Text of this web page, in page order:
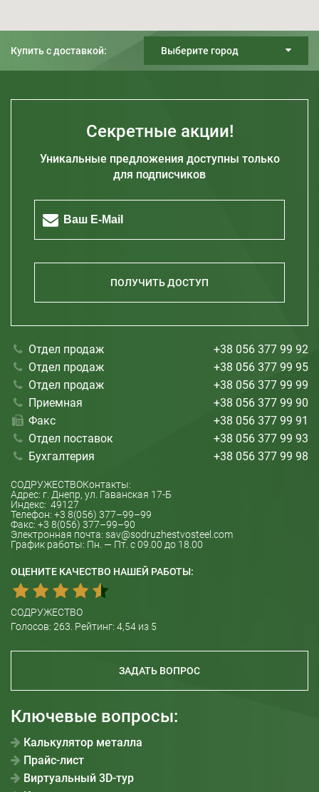
Купить с доставкой: Выберите город
Днепр
Запорожье
Николаев
Секретные акции!
Уникальные предложения доступны только
для подписчиков
ПОЛУЧИТЬ ДОСТУП
Отдел продаж
+38 056 377 99 92
Отдел продаж
+38 056 377 99 95
Отдел продаж
+38 056 377 99 99
Приемная
+38 056 377 99 90
Факс
+38 056 377 99 91
Отдел поставок
+38 056 377 99 93
Бухгалтерия
+38 056 377 99 98
СОДРУЖЕСТВОКонтакты:
Адрес: г. Днепр, ул. Гаванская 17-Б
Индекс: 49127
Телефон: +3 8(056) 377–99–99
Факс: +3 8(056) 377–99–90
Электронная почта: sav@sodruzhestvosteel.com
График работы: Пн. — Пт. с 09.00 до 18.00
ОЦЕНИТЕ КАЧЕСТВО НАШЕЙ РАБОТЫ:
СОДРУЖЕСТВО
Голосов: 263 . Рейтинг: 4,54 из 5
ЗАДАТЬ ВОПРОС
Ключевые вопросы:
Калькулятор металла
Прайс-лист
Виртуальный 3D-тур